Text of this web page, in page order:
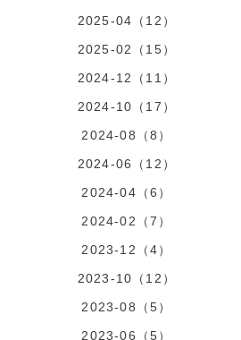
2025-04（12）
2025-02（15）
2024-12（11）
2024-10（17）
2024-08（8）
2024-06（12）
2024-04（6）
2024-02（7）
2023-12（4）
2023-10（12）
2023-08（5）
2023-06（5）